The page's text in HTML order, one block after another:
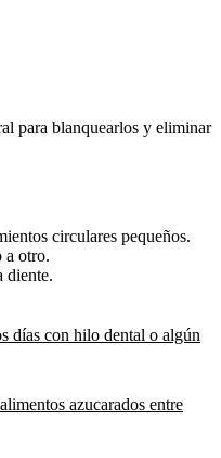
para blanquearlos y eliminar
circulares pequeños.
a otro.
diente.
días con hilo dental o algún
azucarados entre